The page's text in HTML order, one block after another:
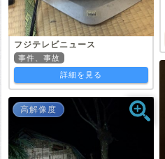
フジテレビニュース
事件、事故
詳細を見る
高解像度